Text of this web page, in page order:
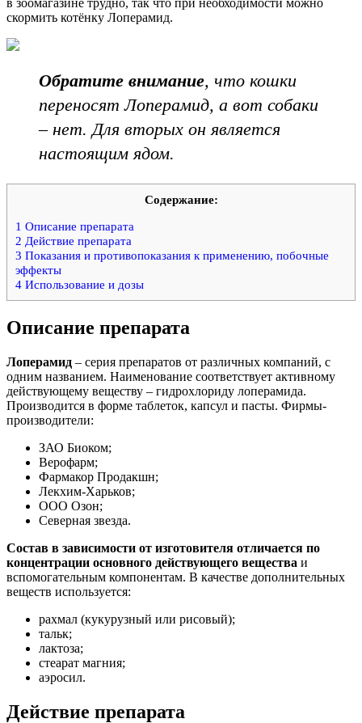
в зоомагазине трудно, так что при необходимости можно
скормить котёнку Лоперамид.
Обратите внимание, что кошки
переносят Лоперамид, а вот собаки
– нет. Для вторых он является
настоящим ядом.
Содержание:
1 Описание препарата
2 Действие препарата
3 Показания и противопоказания к применению, побочные
эффекты
4 Использование и дозы
Описание препарата
Лоперамид – серия препаратов от различных компаний, с
одним названием. Наименование соответствует активному
действующему веществу – гидрохлориду лоперамида.
Производится в форме таблеток, капсул и пасты. Фирмы-
производители:
ЗАО Биоком;
Верофарм;
Фармакор Продакшн;
Лекхим-Харьков;
ООО Озон;
Северная звезда.
Состав в зависимости от изготовителя отличается по
концентрации основного действующего вещества и
вспомогательным компонентам. В качестве дополнительных
веществ используется:
рахмал (кукурузный или рисовый);
тальк;
лактоза;
стеарат магния;
аэросил.
Действие препарата